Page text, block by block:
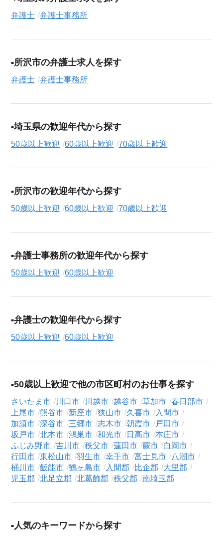
収・時給・日給、さらに週休2日制
「まずは相談から始めたい」という方も、ぜひお気軽に
援サービス（無料）にお申し込みください。
弁護士 弁護士事務所
所沢市の弁護士求人を探す
弁護士 弁護士事務所
埼玉県の歓迎年代から探す
50歳以上歓迎 60歳以上歓迎 70歳以上歓迎
所沢市の歓迎年代から探す
50歳以上歓迎 60歳以上歓迎 70歳以上歓迎
弁護士事務所の歓迎年代から探す
50歳以上歓迎 60歳以上歓迎
弁護士の歓迎年代から探す
50歳以上歓迎 60歳以上歓迎
50歳以上歓迎で他の市区町村のお仕事を探す
さいたま市 川口市 川越市 越谷市 草加市
春日部市
上尾市
熊谷市 新座市 狭山市 久喜市
入間市
加須市
深谷市 三郷市 志木市 朝霞市
戸田市
坂戸市
北本市 鴻巣市 和光市 日高市
本庄市
ふじみ野市
吉川市 秩父市 蓮田市 蕨市
白岡市
行田市
東松山市 羽生市 幸手市 富士見市
八潮市
桶川市
飯能市 鶴ヶ島市 入間郡 比企郡
大里郡
児玉郡
北足立郡 北葛飾郡 秩父郡 南埼玉郡
人気のキーワードから探す